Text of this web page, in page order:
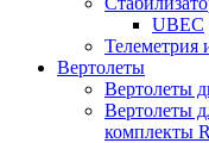
UBEC
Телеметрия
Вертолеты
Вертолеты
Вертолеты
комплекты